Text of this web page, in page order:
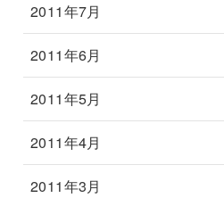
2011年7月
2011年6月
2011年5月
2011年4月
2011年3月